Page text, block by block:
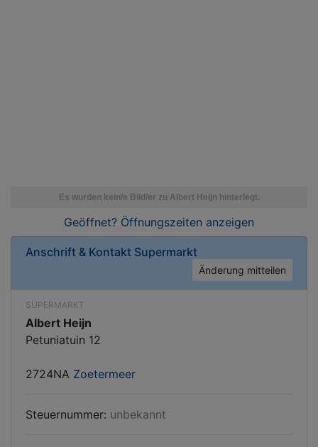
Geöffnet? Öffnungszeiten anzeigen
Anschrift & Kontakt Supermarkt
Änderung mitteilen
SUPERMARKT
Albert Heijn
Petuniatuin 12
2724NA Zoetermeer
Steuernummer: unbekannt